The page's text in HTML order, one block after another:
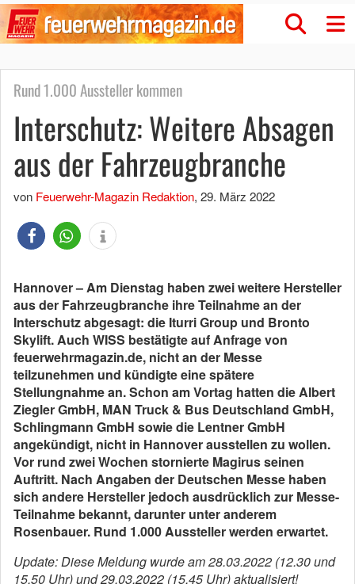
Rund 1.000 Aussteller kommen
Interschutz: Weitere Absagen
aus der Fahrzeugbranche
von Feuerwehr-Magazin Redaktion, 29. März 2022
Hannover – Am Dienstag haben zwei weitere Hersteller
aus der Fahrzeugbranche ihre Teilnahme an der
Interschutz abgesagt: die Iturri Group und Bronto
Skylift. Auch WISS bestätigte auf Anfrage von
feuerwehrmagazin.de, nicht an der Messe
teilzunehmen und kündigte eine spätere
Stellungnahme an. Schon am Vortag hatten die Albert
Ziegler GmbH, MAN Truck & Bus Deutschland GmbH,
Schlingmann GmbH sowie die Lentner GmbH
angekündigt, nicht in Hannover ausstellen zu wollen.
Vor rund zwei Wochen stornierte Magirus seinen
Auftritt. Nach Angaben der Deutschen Messe haben
sich andere Hersteller jedoch ausdrücklich zur Messe-
Teilnahme bekannt, darunter unter anderem
Rosenbauer. Rund 1.000 Aussteller werden erwartet.
Update: Diese Meldung wurde am 28.03.2022 (12.30 und
15.50 Uhr) und 29.03.2022 (15.45 Uhr) aktualisiert!